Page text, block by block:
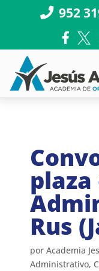
952
plaza
Rus
porAcademia
Administrativo,